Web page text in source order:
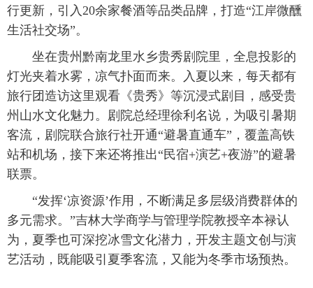
行更新，引入20余家餐酒等品类品牌，打造“江岸微醺
生活社交场”。
坐在贵州黔南龙里水乡贵秀剧院里，全息投影的
灯光夹着水雾，凉气扑面而来。入夏以来，每天都有
旅行团造访这里观看《贵秀》等沉浸式剧目，感受贵
州山水文化魅力。剧院总经理徐利名说，为吸引暑期
客流，剧院联合旅行社开通“避暑直通车”，覆盖高铁
站和机场，接下来还将推出“民宿+演艺+夜游”的避暑
联票。
“发挥‘凉资源’作用，不断满足多层级消费群体的
多元需求。”吉林大学商学与管理学院教授辛本禄认
为，夏季也可深挖冰雪文化潜力，开发主题文创与演
艺活动，既能吸引夏季客流，又能为冬季市场预热。